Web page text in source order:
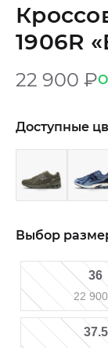
1906R
22 900 ₽
Доступные
Выбор
36
22 900
37.5